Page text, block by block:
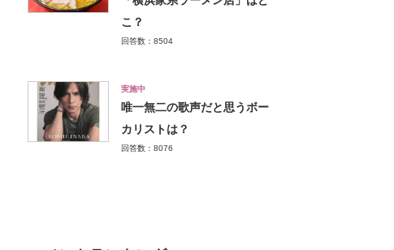
こ？
回答数：8504
実施中
唯一無二の歌声だと思うボー
カリストは？
回答数：8076